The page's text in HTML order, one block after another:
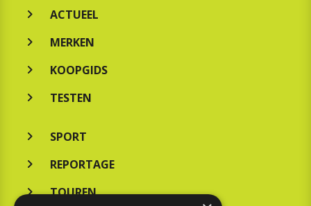
ACTUEEL
MERKEN
KOOPGIDS
TESTEN
SPORT
REPORTAGE
TOUREN